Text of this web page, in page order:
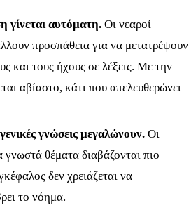
γίνεται αυτόματη. Οι νεαροί
προσπάθεια για να μετατρέψουν
και τους ήχους σε λέξεις. Με την
αβίαστο, κάτι που απελευθερώνει
γνώσεις μεγαλώνουν. Οι
γνωστά θέματα διαβάζονται πιο
δεν χρειάζεται να
το νόημα.